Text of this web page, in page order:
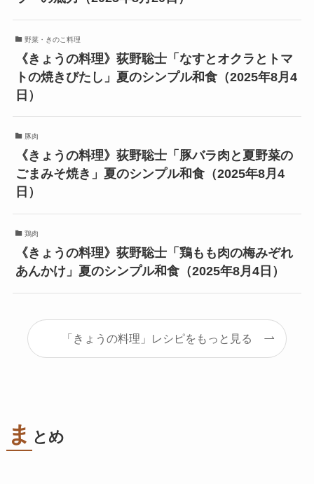
野菜・きのこ料理
《きょうの料理》荻野聡士「なすとオクラとトマ
トの焼きびたし」夏のシンプル和食（2025年8月4
日）
豚肉
《きょうの料理》荻野聡士「豚バラ肉と夏野菜の
ごまみそ焼き」夏のシンプル和食（2025年8月4
日）
鶏肉
《きょうの料理》荻野聡士「鶏もも肉の梅みぞれ
あんかけ」夏のシンプル和食（2025年8月4日）
「きょうの料理」レシピをもっと見る
ま とめ